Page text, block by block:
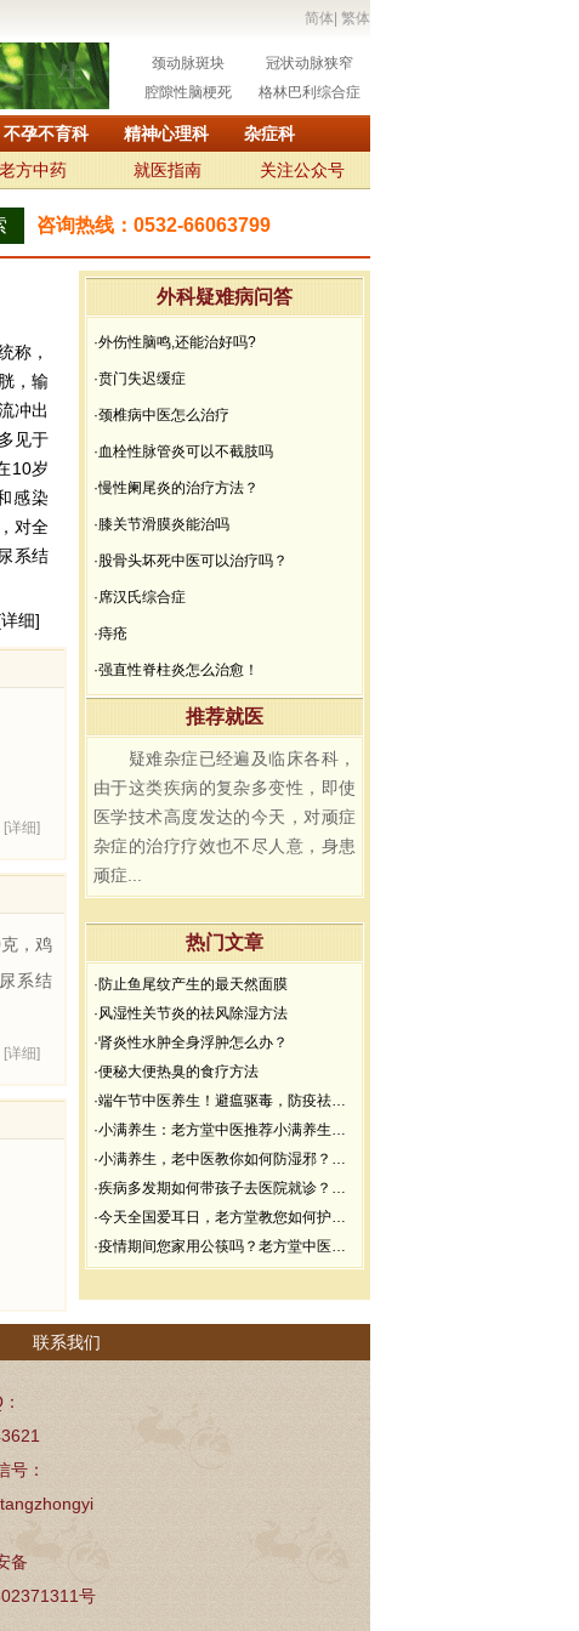
简体 繁体
颈动脉斑块
冠状动脉狭窄
腔隙性脑梗死
格林巴利综合症
不孕不育科 精神心理科
杂症科
老方中药 就医指南 关注公众号
咨询热线： 0532-66063799
称，
，输
冲出
见于
10岁
感染
对全
系结
细]
[详细]
，鸡
系结
[详细]
外科疑难病问答
·外伤性脑鸣,还能治好吗?
·贲门失迟缓症
·颈椎病中医怎么治疗
·血栓性脉管炎可以不截肢吗
·慢性阑尾炎的治疗方法？
·膝关节滑膜炎能治吗
·股骨头坏死中医可以治疗吗？
·席汉氏综合症
·痔疮
·强直性脊柱炎怎么治愈！
推荐就医
疑难杂症已经遍及临床各科，
由于这类疾病的复杂多变性，即使
医学技术高度发达的今天，对顽症
杂症的治疗疗效也不尽人意，身患
顽症...
热门文章
·防止鱼尾纹产生的最天然面膜
·风湿性关节炎的祛风除湿方法
·肾炎性水肿全身浮肿怎么办？
·便秘大便热臭的食疗方法
·端午节中医养生！避瘟驱毒，防疫祛病必看
·小满养生：老方堂中医推荐小满养生食谱
·小满养生，老中医教你如何防湿邪？做好了健康一夏天
·疾病多发期如何带孩子去医院就诊？要做好哪些防护？
·今天全国爱耳日，老方堂教您如何护耳，避免听力下降
·疫情期间您家用公筷吗？老方堂中医建议您从现在开始使用公筷
联系我们
号：
备
号